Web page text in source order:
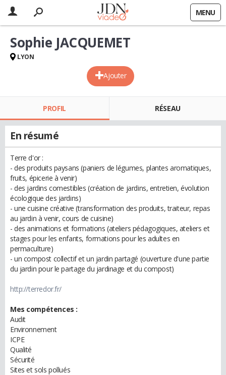
MENU
Ajouter
Sophie JACQUEMET
LYON
PROFIL RÉSEAU
En résumé
Terre d'or :
- des produits paysans (paniers de légumes, plantes aromatiques,
fruits, épicerie à venir)
- des jardins comestibles (création de jardins, entretien, évolution
écologique des jardins)
- une cuisine créative (transformation des produits, traiteur, repas
au jardin à venir, cours de cuisine)
- des animations et formations (ateliers pédagogiques, ateliers et
stages pour les enfants, formations pour les adultes en
permaculture)
- un compost collectif et un jardin partagé (ouverture d'une partie
du jardin pour le partage du jardinage et du compost)
http://terredor.fr/
Mes compétences :
Audit
Environnement
ICPE
Qualité
Sécurité
Sites et sols pollués